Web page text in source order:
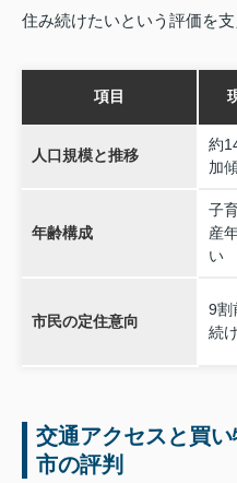
住み続けたいという評価を
項目
人口規模と推移
約
加
年齢構成
子
産
い
市民の定住意向
9割
続
交通アクセスと買
市の評判